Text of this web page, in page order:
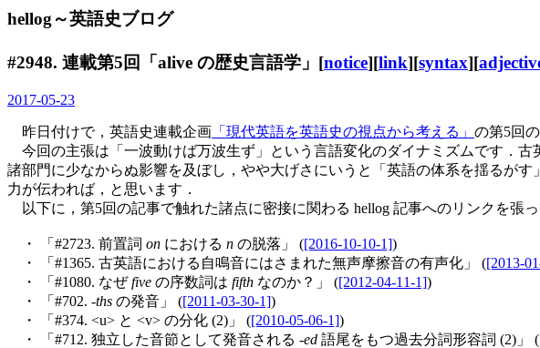
hellog～英語史ブログ
#2948. 連載第5回「alive の歴史言語学」[notice][link][syntax][
2017-05-23
昨日付けで，英語史連載企画 「現代英語を英語史の視点から考える」 の第5回
今回の主張は「一波動けば万波生ず」という言語変化のダイナミズムです．
諸部門に少なからぬ影響を及ぼし，やや大げさにいうと「英語の体系を揺るが
力が伝われば，と思います．
以下に，第5回の記事で触れた諸点に密接に関わる hellog 記事へのリンクを張
・ 「#2723. 前置詞 on における n の脱落」 ([2016-10-10-1])
・ 「#1365. 古英語における自鳴音にはさまれた無声摩擦音の有声化」 ([2013-
・ 「#1080. なぜfive の序数詞は fifth なのか？」 ([2012-04-11-1])
・ 「#702. -ths の発音」 ([2011-03-30-1])
・ 「#374. <u> と <v> の分化 (2)」 ([2010-05-06-1])
・ 「#712. 独立した音節として発音される -ed 語尾をもつ過去分詞形容詞 (2)」 (